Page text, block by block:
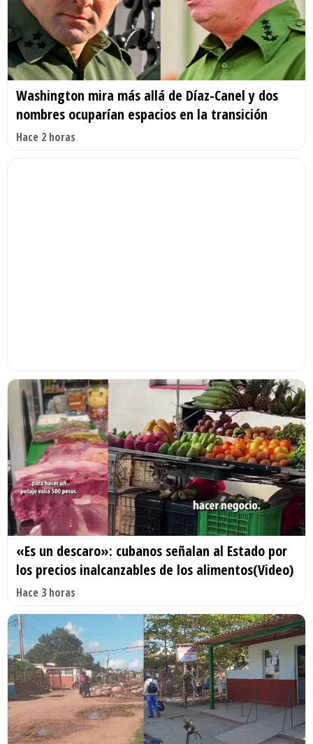
Washington mira más allá de Díaz-Canel y dos
nombres ocuparían espacios en la transición
Hace 2 horas
«Es un descaro»: cubanos señalan al Estado por
los precios inalcanzables de los alimentos(Video)
Hace 3 horas